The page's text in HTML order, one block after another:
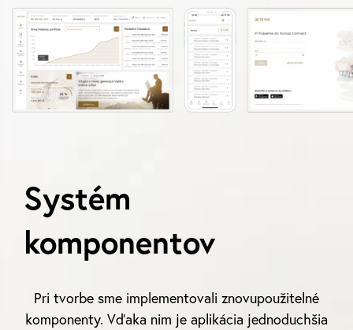
Systém
komponentov
Pri tvorbe sme implementovali znovupoužitelné
komponenty. Vďaka nim je aplikácia jednoduchšia